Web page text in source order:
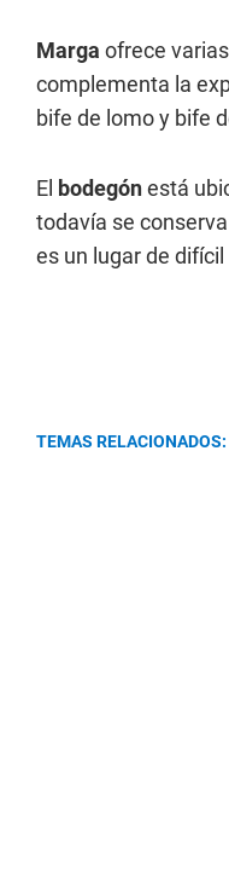
Marga ofrece
complementa la
bife de lomo y bife
El bodegónestá
todavía se
es un lugar de
TEMAS RELACIONADOS: